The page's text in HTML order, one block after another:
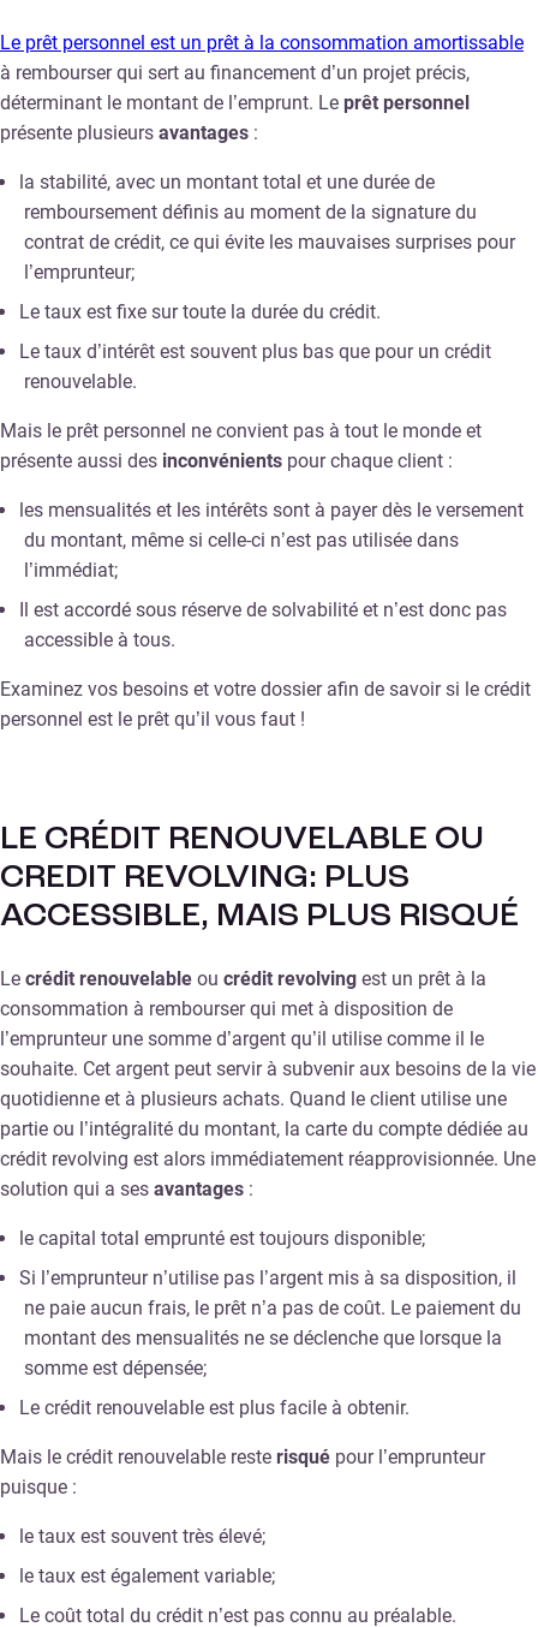
Le prêt personnel est un prêt à la consommation amortissable
à rembourser qui sert au financement d’un projet précis,
déterminant le montant de l’emprunt. Le prêt personnel
présente plusieurs avantages :
la stabilité, avec un montant total et une durée de
remboursement définis au moment de la signature du
contrat de crédit, ce qui évite les mauvaises surprises pour
l’emprunteur;
Le taux est fixe sur toute la durée du crédit.
Le taux d’intérêt est souvent plus bas que pour un crédit
renouvelable.
Mais le prêt personnel ne convient pas à tout le monde et
présente aussi des inconvénients pour chaque client :
les mensualités et les intérêts sont à payer dès le versement
du montant, même si celle-ci n’est pas utilisée dans
l’immédiat;
Il est accordé sous réserve de solvabilité et n’est donc pas
accessible à tous.
Examinez vos besoins et votre dossier afin de savoir si le crédit
personnel est le prêt qu’il vous faut !
LE CRÉDIT RENOUVELABLE OU
CREDIT REVOLVING: PLUS
ACCESSIBLE, MAIS PLUS RISQUÉ
Le crédit renouvelable ou crédit revolving est un prêt à la
consommation à rembourser qui met à disposition de
l’emprunteur une somme d’argent qu’il utilise comme il le
souhaite. Cet argent peut servir à subvenir aux besoins de la vie
quotidienne et à plusieurs achats. Quand le client utilise une
partie ou l’intégralité du montant, la carte du compte dédiée au
crédit revolving est alors immédiatement réapprovisionnée. Une
solution qui a ses avantages :
le capital total emprunté est toujours disponible;
Si l’emprunteur n’utilise pas l’argent mis à sa disposition, il
ne paie aucun frais, le prêt n’a pas de coût. Le paiement du
montant des mensualités ne se déclenche que lorsque la
somme est dépensée;
Le crédit renouvelable est plus facile à obtenir.
Mais le crédit renouvelable reste risqué pour l’emprunteur
puisque :
le taux est souvent très élevé;
le taux est également variable;
Le coût total du crédit n’est pas connu au préalable.